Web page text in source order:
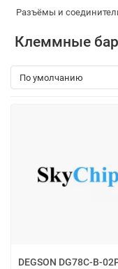
Разъёмы и
Клеммные
DEGSON DG78C-B-